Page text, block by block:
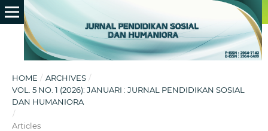
HOME / ARCHIVES /
VOL. 5 NO. 1 (2026): JANUARI : JURNAL PENDIDIKAN SOSIAL
DAN HUMANIORA
/
Articles